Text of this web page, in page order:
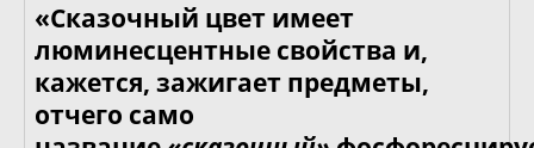
«Сказочный цвет имеет
люминесцентные свойства и,
кажется, зажигает предметы,
отчего само